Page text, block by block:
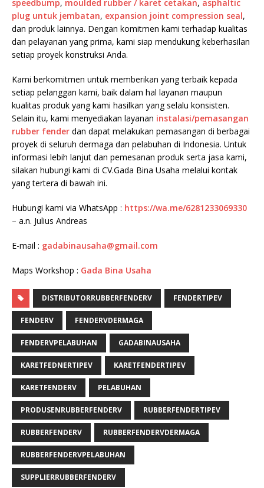
speedbump, moulded rubber / karet cetakan, asphaltic
plug untuk jembatan, expansion joint compression seal,
dan produk lainnya. Dengan komitmen kami terhadap kualitas
dan pelayanan yang prima, kami siap mendukung keberhasilan
setiap proyek konstruksi Anda.
Kami berkomitmen untuk memberikan yang terbaik kepada
setiap pelanggan kami, baik dalam hal layanan maupun
kualitas produk yang kami hasilkan yang selalu konsisten.
Selain itu, kami menyediakan layanan instalasi/pemasangan
rubber fender dan dapat melakukan pemasangan di berbagai
proyek di seluruh dermaga dan pelabuhan di Indonesia. Untuk
informasi lebih lanjut dan pemesanan produk serta jasa kami,
silakan hubungi kami di CV.Gada Bina Usaha melalui kontak
yang tertera di bawah ini.
Hubungi kami via WhatsApp : https://wa.me/6281233069330
– a.n. Julius Andreas
E-mail : gadabinausaha@gmail.com
Maps Workshop : Gada Bina Usaha
DISTRIBUTORRUBBERFENDERV FENDERTIPEV
FENDERV FENDERVDERMAGA
FENDERVPELABUHAN GADABINAUSAHA
KARETFEDNERTIPEV KARETFENDERTIPEV
KARETFENDERV PELABUHAN
PRODUSENRUBBERFENDERV RUBBERFENDERTIPEV
RUBBERFENDERV RUBBERFENDERVDERMAGA
RUBBERFENDERVPELABUHAN
SUPPLIERRUBBERFENDERV